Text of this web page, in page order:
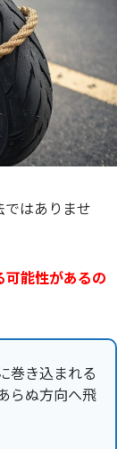
はありませ
可能性があるの
巻き込まれる
らぬ方向へ飛